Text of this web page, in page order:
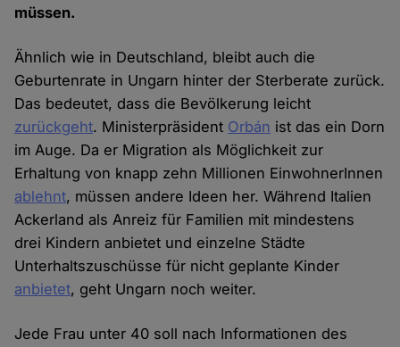
müssen.
Ähnlich wie in Deutschland, bleibt auch die
Geburtenrate in Ungarn hinter der Sterberate zurück.
Das bedeutet, dass die Bevölkerung leicht
zurückgeht. Ministerpräsident Orbán ist das ein Dorn
im Auge. Da er Migration als Möglichkeit zur
Erhaltung von knapp zehn Millionen EinwohnerInnen
ablehnt, müssen andere Ideen her. Während Italien
Ackerland als Anreiz für Familien mit mindestens
drei Kindern anbietet und einzelne Städte
Unterhaltszuschüsse für nicht geplante Kinder
anbietet, geht Ungarn noch weiter.
Jede Frau unter 40 soll nach Informationen des